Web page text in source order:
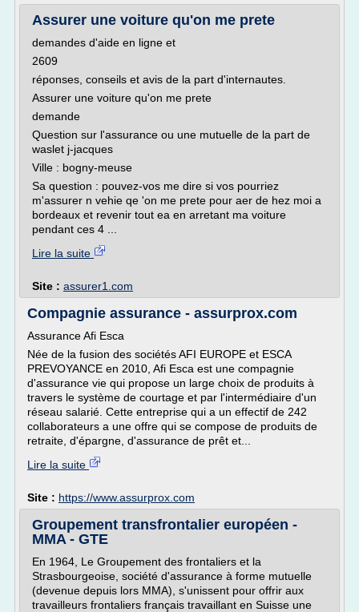
Assurer une voiture qu'on me prete
demandes d'aide en ligne et
2609
réponses, conseils et avis de la part d'internautes.
Assurer une voiture qu'on me prete
demande
Question sur l'assurance ou une mutuelle de la part de
waslet j-jacques
Ville : bogny-meuse
Sa question : pouvez-vos me dire si vos pourriez
m'assurer n vehie qe 'on me prete pour aer de hez moi a
bordeaux et revenir tout ea en arretant ma voiture
pendant ces 4 ...
Lire la suite
Site : assurer1.com
Compagnie assurance - assurprox.com
Assurance Afi Esca
Née de la fusion des sociétés AFI EUROPE et ESCA
PREVOYANCE en 2010, Afi Esca est une compagnie
d'assurance vie qui propose un large choix de produits à
travers le système de courtage et par l'intermédiaire d'un
réseau salarié. Cette entreprise qui a un effectif de 242
collaborateurs a une offre qui se compose de produits de
retraite, d'épargne, d'assurance de prêt et...
Lire la suite
Site : https://www.assurprox.com
Groupement transfrontalier européen -
MMA - GTE
En 1964, Le Groupement des frontaliers et la
Strasbourgeoise, société d'assurance à forme mutuelle
(devenue depuis lors MMA), s'unissent pour offrir aux
travailleurs frontaliers français travaillant en Suisse une